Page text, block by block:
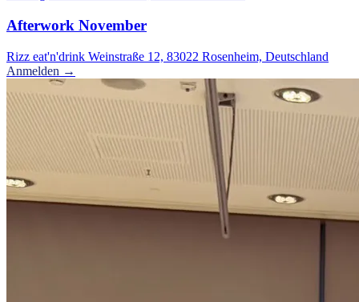
Afterwork November
Rizz eat'n'drink Weinstraße 12, 83022 Rosenheim, Deutschland
Anmelden →